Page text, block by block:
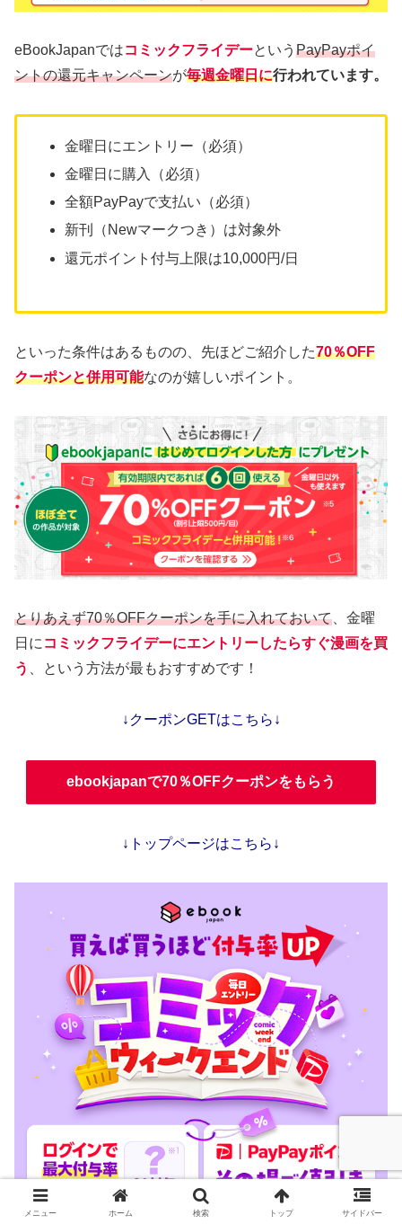
eBookJapanではコミックフライデーという PayPayポイ
ントの還元キャンペーンが毎週金曜日に行われています。
金曜日にエントリー（必須）
金曜日に購入（必須）
全額PayPayで支払い（必須）
新刊（Newマークつき）は対象外
還元ポイント付与上限は10,000円/日
といった条件はあるものの、先ほどご紹介した70％OFF
クーポンと併用可能なのが嬉しいポイント。
とりあえず70％OFFクーポンを手に入れておいて 、金曜
日に コミックフライデーにエントリーしたらすぐ漫画を買
う
、という方法が最もおすすめです！
↓クーポンGETはこちら↓
ebookjapanで70％OFFクーポンをもらう
↓トップページはこちら↓
メニュー ホーム 検索 トップ サイドバー